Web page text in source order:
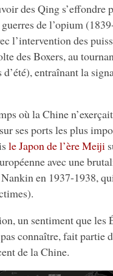
des Qing s’effondre
de l’opium
l’intervention des
des Boxers, au
d’été), entraînant la
où la Chine
ses ports les plus
le Japon de l’ère Meiji
avec une
Nankin en 1937-1938,
un sentiment que les
connaître, fait partie
de la Chine.